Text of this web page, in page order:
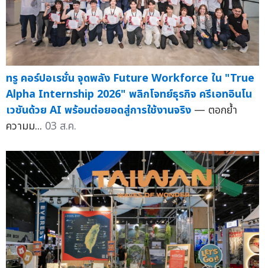
ทรู คอร์ปอเรชั่น จุดพลัง Future Workforce ใน "True
Alpha Internship 2026" พลิกโจทย์ธุรกิจ ครีเอทอินโน
เวชันด้วย AI พร้อมต่อยอดสู่การใช้งานจริง — ตอกย้ำ
ความม... 03 ส.ค.